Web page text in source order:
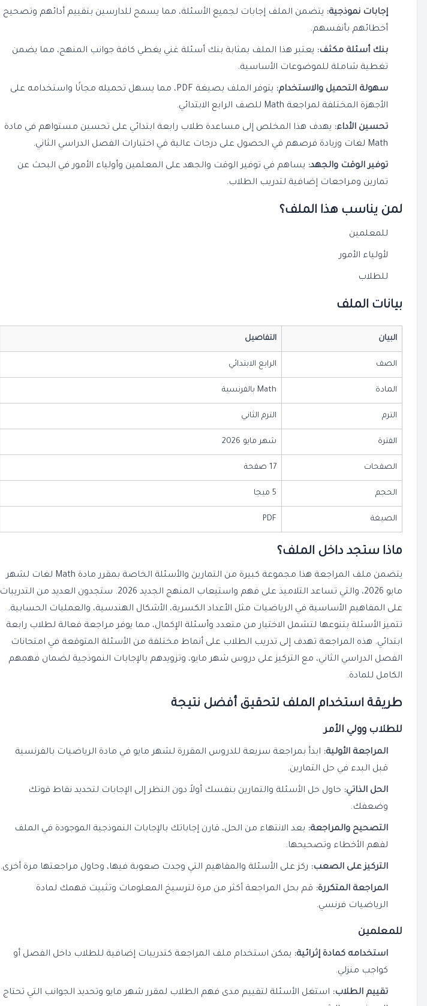
إجابات نموذجية: يتضمن الملف إجابات لجميع الأسئلة، مما يسمح للدارسين بتقييم أدائهم وتصحيح
أخطائهم بأنفسهم.
بنك أسئلة مكثف: يعتبر هذا الملف بمثابة بنك أسئلة غني يغطي كافة جوانب المنهج، مما يضمن
تغطية شاملة للموضوعات الأساسية.
سهولة التحميل والاستخدام:
يتوفر الملف بصيغة PDF، مما يسهل تحميله مجانًا واستخدامه على
الأجهزة المختلفة لمراجعة Math للصف الرابع الابتدائي.
تحسين الأداء: يهدف هذا المخلص إلى مساعدة طلاب رابعة ابتدائي على تحسين مستواهم في مادة
Math لغات وزيادة فرصهم في الحصول على درجات عالية في اختبارات الفصل الدراسي الثاني.
توفير الوقت والجهد: يساهم في توفير الوقت والجهد على المعلمين وأولياء الأمور في البحث عن
تمارين ومراجعات إضافية لتدريب الطلاب.
لمن يناسب هذا الملف؟
للمعلمين
لأولياء الأمور
للطلاب
بيانات الملف
البيان التفاصيل
الصف الرابع الابتدائي
المادة Math بالفرنسية
الترم الترم الثاني
الفترة شهر مايو 2026
الصفحات 17 صفحة
الحجم 5 ميجا
الصيغة PDF
ماذا ستجد داخل الملف؟
يتضمن ملف المراجعة هذا مجموعة كبيرة من التمارين والأسئلة الخاصة بمقرر مادة Math لغات لشهر
مايو 2026، والتي تساعد التلاميذ على فهم واستيعاب المنهج الجديد 2026. ستجدون العديد من التدريبات
على المفاهيم الأساسية في الرياضيات مثل الأعداد الكسرية، الأشكال الهندسية، والعمليات الحسابية.
تتميز الأسئلة بتنوعها لتشمل الاختيار من متعدد وأسئلة الإكمال، مما يوفر مراجعة فعالة لطلاب رابعة
ابتدائي. هذه المراجعة تهدف إلى تدريب الطلاب على أنماط مختلفة من الأسئلة المتوقعة في امتحانات
الفصل الدراسي الثاني، مع التركيز على دروس شهر مايو، وتزويدهم بالإجابات النموذجية لضمان فهمهم
الكامل للمادة.
طريقة استخدام الملف لتحقيق أفضل نتيجة
للطلاب وولي الأمر
المراجعة الأولية: ابدأ بمراجعة سريعة للدروس المقررة لشهر مايو في مادة الرياضيات بالفرنسية
قبل البدء في حل التمارين.
الحل الذاتي: حاول حل الأسئلة والتمارين بنفسك أولاً دون النظر إلى الإجابات لتحديد نقاط قوتك
وضعفك.
التصحيح والمراجعة: بعد الانتهاء من الحل، قارن إجاباتك بالإجابات النموذجية الموجودة في الملف
لفهم الأخطاء وتصحيحها.
التركيز على الصعب: ركز على الأسئلة والمفاهيم التي وجدت صعوبة فيها، وحاول مراجعتها مرة أخرى.
المراجعة المتكررة: قم بحل المراجعة أكثر من مرة لترسيخ المعلومات وتثبيت فهمك لمادة
الرياضيات فرنسي.
للمعلمين
استخدامه كمادة إثرائية: يمكن استخدام ملف المراجعة كتدريبات إضافية للطلاب داخل الفصل أو
كواجب منزلي.
تقييم الطلاب: استغل الأسئلة لتقييم مدى فهم الطلاب لمقرر شهر مايو وتحديد الجوانب التي تحتاج